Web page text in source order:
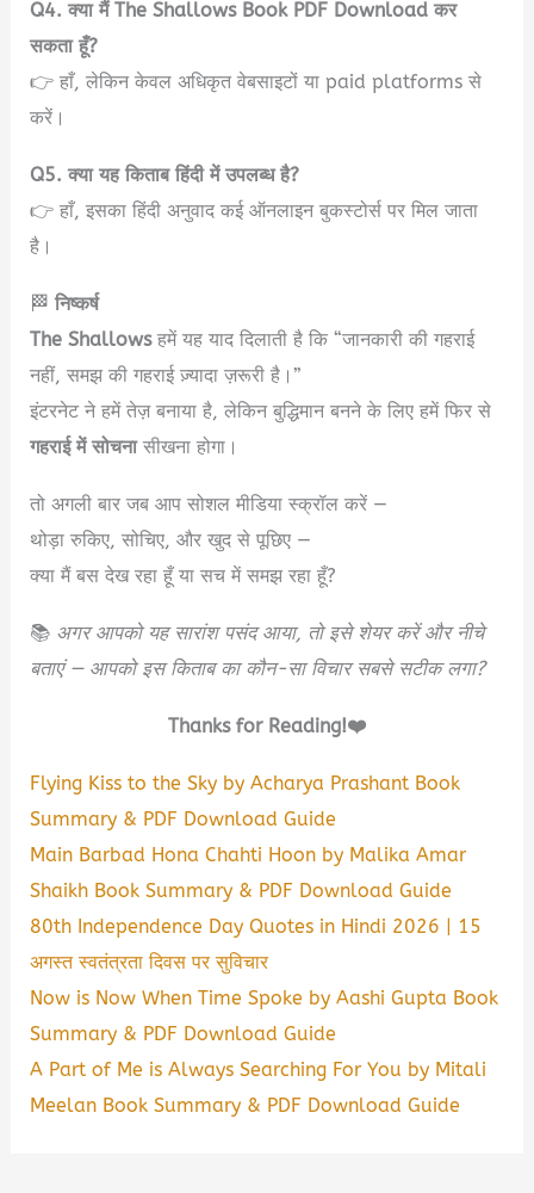
Q4. क्या मैं The Shallows Book PDF Download कर
सकता हूँ?
👉 हाँ, लेकिन केवल अधिकृत वेबसाइटों या paid platforms से
करें।
Q5. क्या यह किताब हिंदी में उपलब्ध है?
👉 हाँ, इसका हिंदी अनुवाद कई ऑनलाइन बुकस्टोर्स पर मिल जाता
है।
🏁निष्कर्ष
The Shallowsहमें यह याद दिलाती है कि “जानकारी की गहराई
नहीं, समझ की गहराई ज़्यादा ज़रूरी है।”
इंटरनेट ने हमें तेज़ बनाया है, लेकिन बुद्धिमान बनने के लिए हमें फिर से
गहराई में सोचनासीखना होगा।
तो अगली बार जब आप सोशल मीडिया स्क्रॉल करें —
थोड़ा रुकिए, सोचिए, और खुद से पूछिए —
क्या मैं बस देख रहा हूँ या सच में समझ रहा हूँ?
📚 अगर आपको यह सारांश पसंद आया, तो इसे शेयर करें और नीचे
बताएं — आपको इस किताब का कौन-सा विचार सबसे सटीक लगा?
Thanks for Reading!❤️
Flying Kiss to the Sky by Acharya Prashant Book
Summary & PDF Download Guide
Main Barbad Hona Chahti Hoon by Malika Amar
Shaikh Book Summary & PDF Download Guide
80th Independence Day Quotes in Hindi 2026 | 15
अगस्त स्वतंत्रता दिवस पर सुविचार
Now is Now When Time Spoke by Aashi Gupta Book
Summary & PDF Download Guide
A Part of Me is Always Searching For You by Mitali
Meelan Book Summary & PDF Download Guide